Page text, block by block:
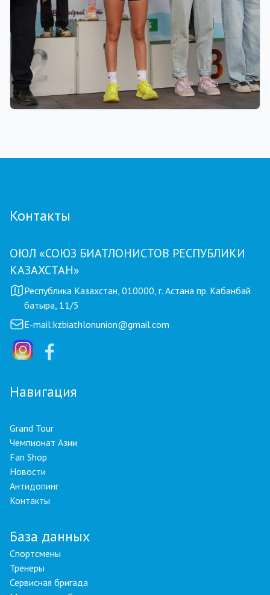
Контакты
ОЮЛ «СОЮЗ БИАТЛОНИСТОВ РЕСПУБЛИКИ
КАЗАХСТАН»
Республика Казахстан, 010000, г. Астана пр. Кабанбай
батыра, 11/5
E-mail:kzbiathlonunion@gmail.com
Навигация
Grand Tour
Чемпионат Азии
Fan Shop
Новости
Антидопинг
Контакты
База данных
Спортсмены
Тренеры
Сервисная бригада